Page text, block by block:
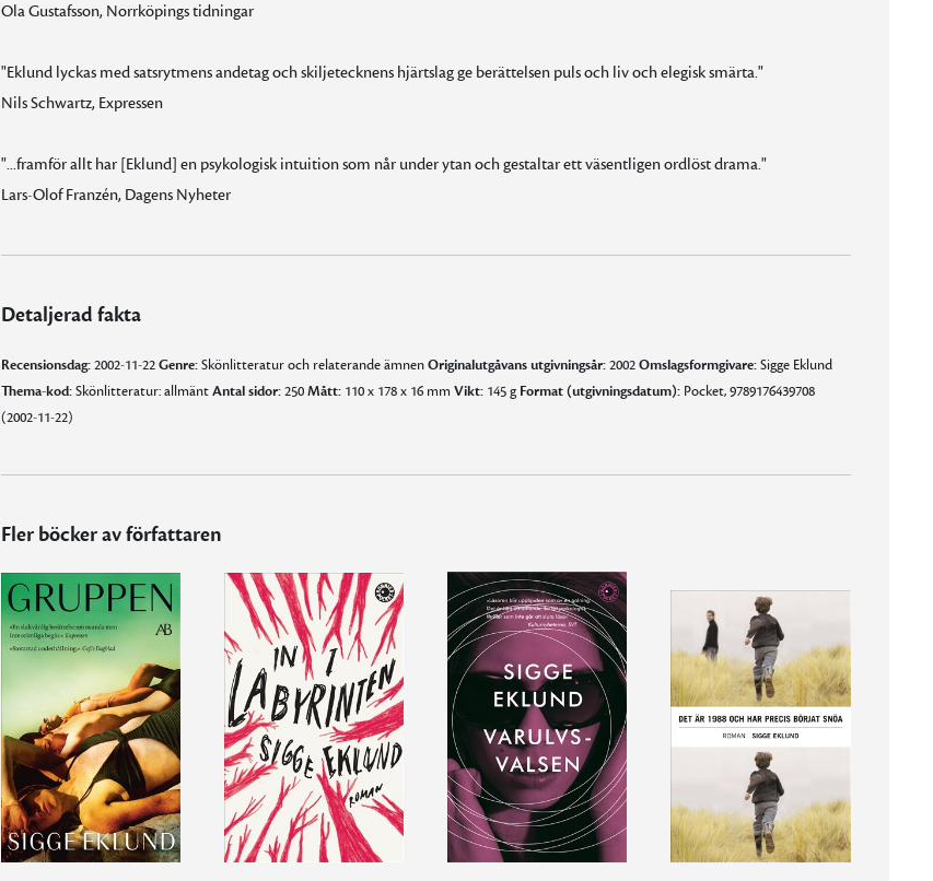
Ola Gustafsson, Norrköpings tidningar
"Eklund lyckas med satsrytmens andetag och skiljetecknens hjärtslag ge berättelsen puls och liv och elegisk smärta."
Nils Schwartz, Expressen
"...framför allt har [Eklund] en psykologisk intuition som når under ytan och gestaltar ett väsentligen ordlöst drama."
Lars-Olof Franzén, Dagens Nyheter
Detaljerad fakta
Recensionsdag:2002-11-22Genre:Skönlitteratur och relaterande ämnenOriginalutgåvans utgivningsår:2002Omslagsformgivare:Sigge Eklund
Thema-kod:Skönlitteratur: allmäntAntal sidor:250Mått:110 x 178 x 16 mmVikt:145 g Format (utgivningsdatum):Pocket, 9789176439708
(2002-11-22)
Fler böcker av författaren